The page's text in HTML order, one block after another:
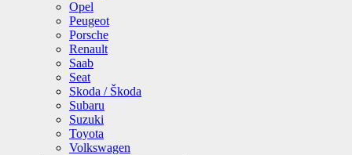
Opel
Peugeot
Porsche
Renault
Saab
Seat
Skoda / Škoda
Subaru
Suzuki
Toyota
Volkswagen